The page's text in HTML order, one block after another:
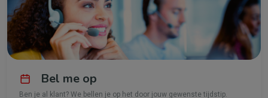
Bel me op
Ben je al klant? We bellen je op het door jouw gewenste tijdstip.